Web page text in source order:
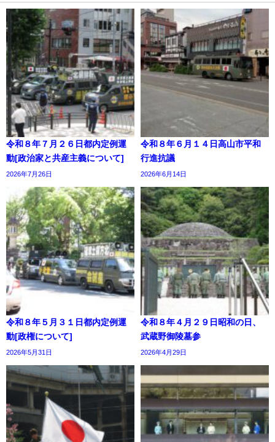
令和８年７月２６日都内定例運
動[政治家と共産主義について]
2026年7月26日
令和８年６月１４日高山市平和
行進抗議
2026年6月14日
令和８年５月３１日都内定例運
動[政権について]
2026年5月31日
令和８年４月２９日昭和の日、
武蔵野御陵墓参
2026年4月29日